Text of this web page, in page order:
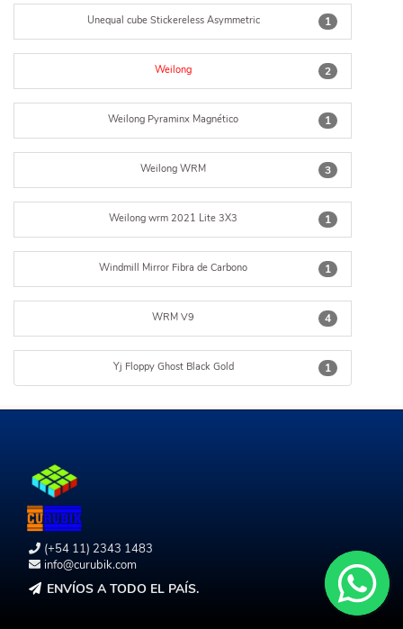
1
Unequal cube Stickereless Asymmetric
2
Weilong
1
Weilong Pyraminx Magnético
3
Weilong WRM
1
Weilong wrm 2021 Lite 3X3
1
Windmill Mirror Fibra de Carbono
4
WRM V9
1
Yj Floppy Ghost Black Gold
(+54 11) 2343 1483
info@curubik.com
ENVÍOS A TODO EL PAÍS.